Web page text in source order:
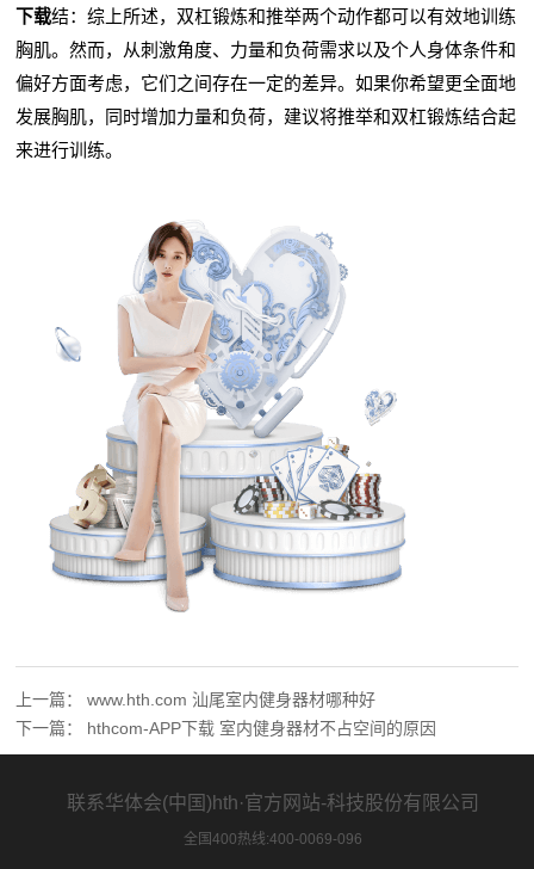
下载结：综上所述，双杠锻炼和推举两个动作都可以有效地训练
胸肌。然而，从刺激角度、力量和负荷需求以及个人身体条件和
偏好方面考虑，它们之间存在一定的差异。如果你希望更全面地
发展胸肌，同时增加力量和负荷，建议将推举和双杠锻炼结合起
来进行训练。
上一篇：www.hth.com 汕尾室内健身器材哪种好
下一篇： hthcom-APP下载 室内健身器材不占空间的原因
联系华体会(中国)hth·官方网站-科技股份有限公司
全国400热线:400-0069-096